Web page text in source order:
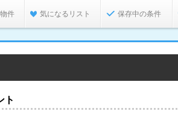
件 気になるリスト 保存中の条件
ト